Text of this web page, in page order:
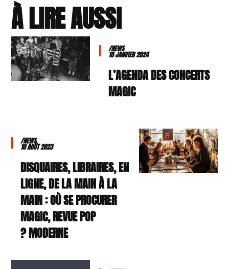
À LIRE AUSSI
/NEWS
15 JANVIER 2024
L’AGENDA DES CONCERTS
MAGIC
/NEWS
10 AOÛT 2023
DISQUAIRES, LIBRAIRES, EN
LIGNE, DE LA MAIN À LA
MAIN : OÙ SE PROCURER
MAGIC, REVUE POP
MODERNE ?